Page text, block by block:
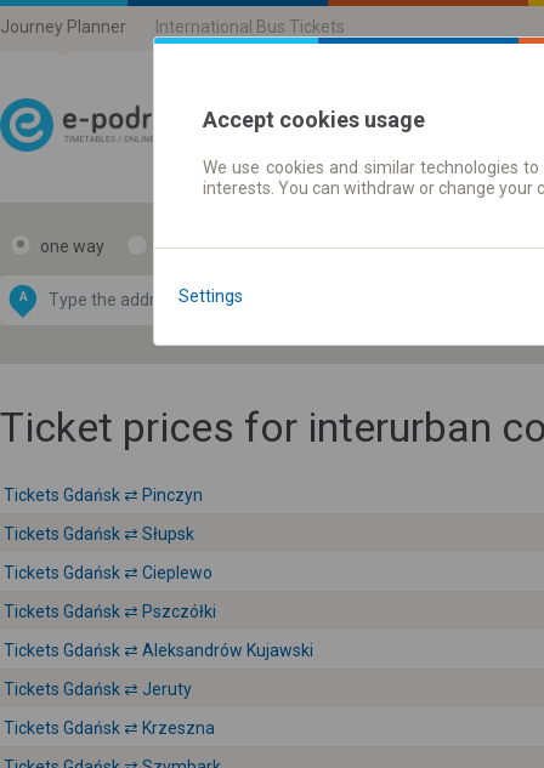
Journey Planner International Bus Tickets
Journey planner |
one way return
A
by
OpenStreetMap
Ticket prices for interurban
Tickets Gdańsk ⇄ Pinczyn
Tickets Gdańsk ⇄ Słupsk
Tickets Gdańsk ⇄ Cieplewo
Tickets Gdańsk ⇄ Pszczółki
Tickets Gdańsk ⇄ Aleksandrów Kujawski
Tickets Gdańsk ⇄ Jeruty
Tickets Gdańsk ⇄ Krzeszna
Accept cookies usage
We use cookies and similar technologies
interests. You can withdraw or change
Settings